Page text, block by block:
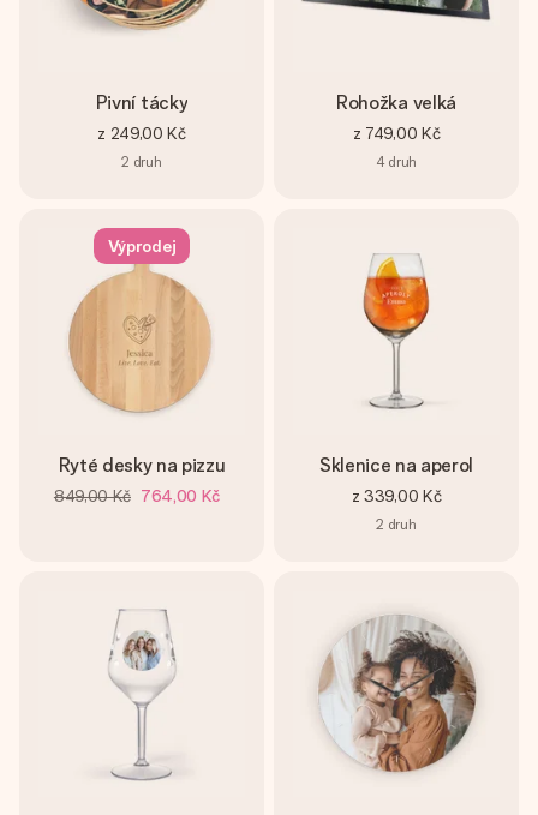
Pivní tácky
z 249,00 Kč
2 druh
Rohožka velká
z 749,00 Kč
4 druh
Výprodej
Ryté desky na pizzu
849,00 Kč 764,00 Kč
Sklenice na aperol
z 339,00 Kč
2 druh